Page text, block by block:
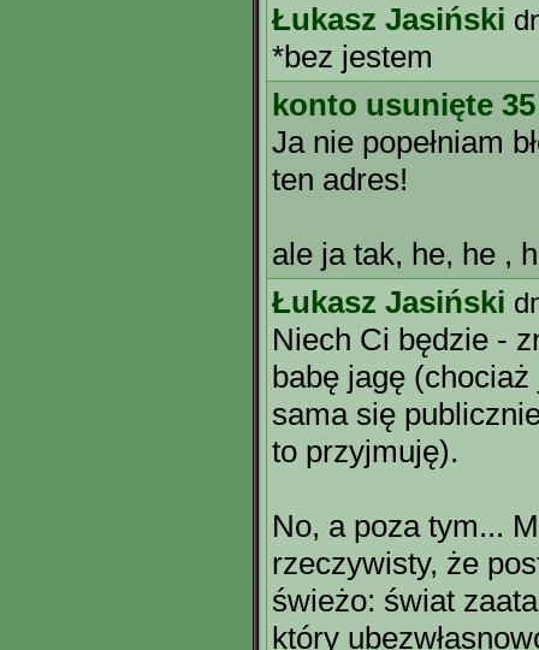
Łukasz Jasiński
*bez jestem
konto usunięte 35
Ja nie popełniam
ten adres!
ale ja tak, he, he ,
Łukasz Jasiński
Niech Ci będzie -
babę jagę
sama się
to przyjmuję).
No, a poza tym...
rzeczywisty, że
świeżo: świat
który